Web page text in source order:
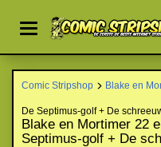
Comic Stripshop Blake en
De Septimus-golf + De
Blake en Mortimer 22
Septimus-golf + De